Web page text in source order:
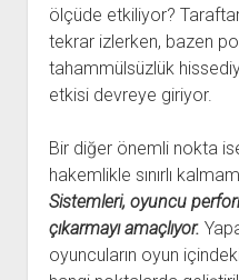
ölçüde etkiliyor?
tekrar izlerken, bazen
tahammülsüzlük
etkisi devreye giriyor.
Bir diğer önemli nokta
hakemlikle sınırlı
Sistemleri, oyuncu
çıkarmayı amaçlıyor.
oyuncuların oyun